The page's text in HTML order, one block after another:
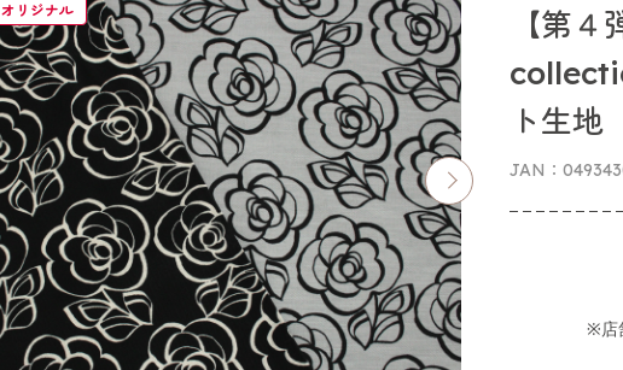
【第
ト生地
JAN：
リジナル
※店